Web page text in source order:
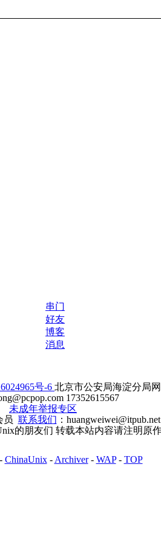
串门
好友
博客
消息
号-6 北京市公安局海淀分局
17352615567
未成年举报专区
员 联系我们 ：huangweiwei@itpub.net
的朋友们 转载本站内容请注明原
ChinaUnix- Archiver- WAP- TOP